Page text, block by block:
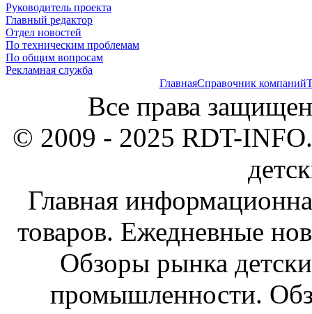
Руководитель проекта
Главный редактор
Отдел новостей
По техническим проблемам
По общим вопросам
Рекламная служба
ГлавнаяСправочник компаний
Все права
© 2009 - 2025 RDT-
Главная
товаров. Ежедневные
Обзоры рынка
промышленности.